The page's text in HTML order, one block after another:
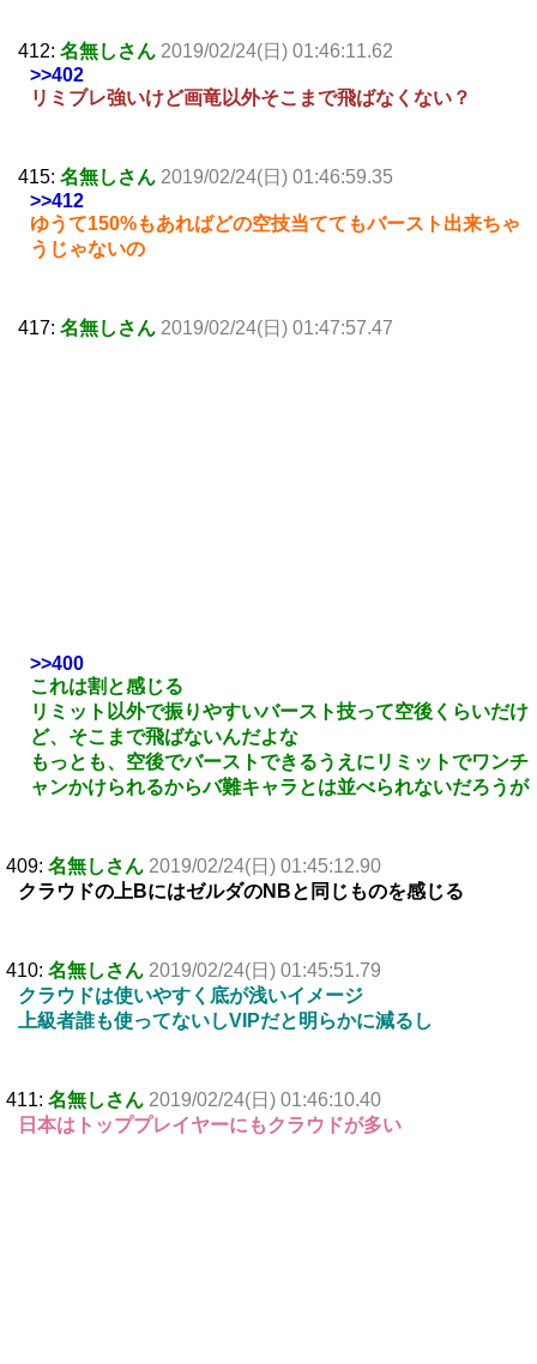
412: 名無しさん 2019/02/24(日) 01:46:11.62
>>402
リミブレ強いけど画竜以外そこまで飛ばなくない？
415: 名無しさん 2019/02/24(日) 01:46:59.35
>>412
ゆうて150%もあればどの空技当ててもバースト出来ちゃ
うじゃないの
417: 名無しさん 2019/02/24(日) 01:47:57.47
>>400
これは割と感じる
リミット以外で振りやすいバースト技って空後くらいだけ
ど、そこまで飛ばないんだよな
もっとも、空後でバーストできるうえにリミットでワンチ
ャンかけられるからバ難キャラとは並べられないだろうが
409: 名無しさん 2019/02/24(日) 01:45:12.90
クラウドの上BにはゼルダのNBと同じものを感じる
410: 名無しさん 2019/02/24(日) 01:45:51.79
クラウドは使いやすく底が浅いイメージ
上級者誰も使ってないしVIPだと明らかに減るし
411: 名無しさん 2019/02/24(日) 01:46:10.40
日本はトッププレイヤーにもクラウドが多い